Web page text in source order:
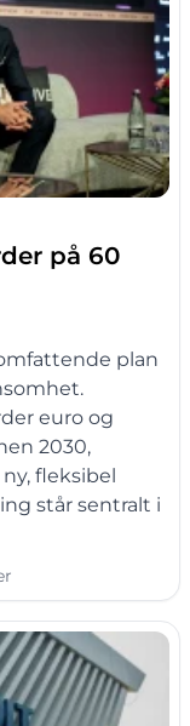
på 60
plan
euro og
2030,
fleksibel
står sentralt i